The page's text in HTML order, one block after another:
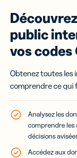
public
vos codes
Obtenez toutes les
comprendre ce qui
Analysez les
comprendre les
décisions
Accédez aux